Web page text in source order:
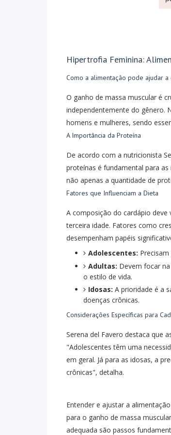
Hipertrofia Feminina:
Como a alimentação pode ajudar
O ganho de massa muscular é
independentemente do gênero.
homens e mulheres, sendo
A Importância da Proteína
De acordo com a nutricionista
proteínas é fundamental para
não apenas a quantidade de
Fatores que Influenciam a Dieta
A composição do cardápio deve
terceira idade. Fatores como
desempenham papéis
Adolescentes:
Adultas: Devem focar
o estilo de vida.
Idosas: A prioridade é a
doenças crônicas.
Considerações Específicas para
Serena del Favero destaca que
"Adolescentes têm uma
em geral. Já para as idosas, a
crônicas", detalha.
Entender e ajustar a
para o ganho de massa
adequada são passos